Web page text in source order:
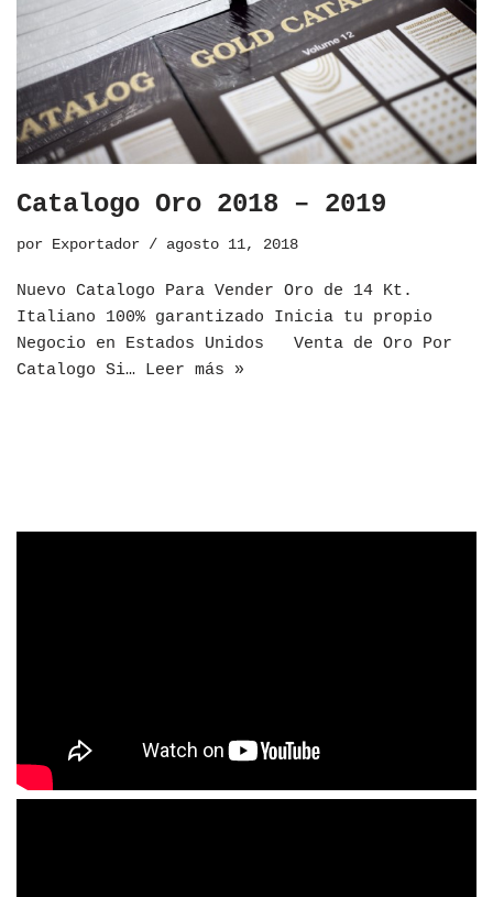
Catalogo Oro 2018 – 2019
por Exportador agosto 11, 2018
Nuevo Catalogo Para Vender Oro de 14 Kt.
Italiano 100% garantizado Inicia tu propio
Negocio en Estados Unidos Venta de Oro Por
Catalogo Si… Leer más »